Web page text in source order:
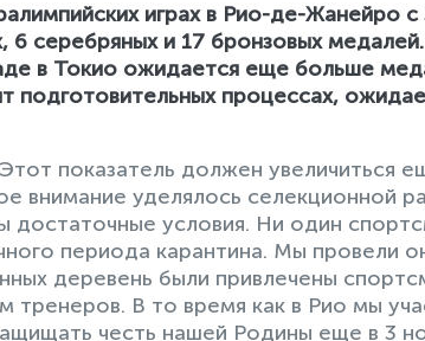
играх в Рио-де-Жанейро с
серебряных и 17 бронзовых
в Токио ожидается еще больше
подготовительных процессах,
показатель должен увеличиться
внимание уделялось селекционной
условия. Ни один
периода карантина. Мы провели
деревень были привлечены
В то время как в Рио мы
честь нашей Родины еще в 3